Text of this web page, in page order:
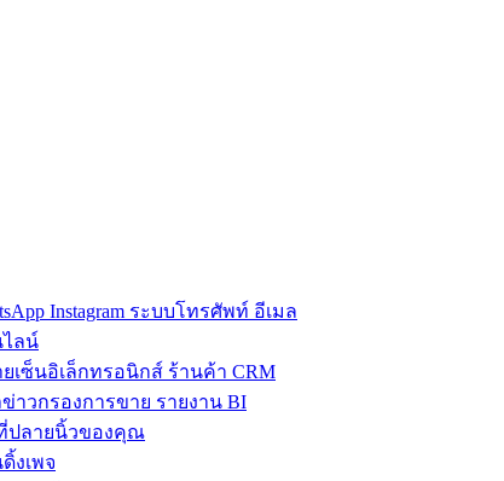
Instagram ระบบโทรศัพท์ อีเมล
ลน์
เซ็นอิเล็กทรอนิกส์ ร้านค้า CRM
าวกรองการขาย รายงาน BI
ปลายนิ้วของคุณ
งเพจ